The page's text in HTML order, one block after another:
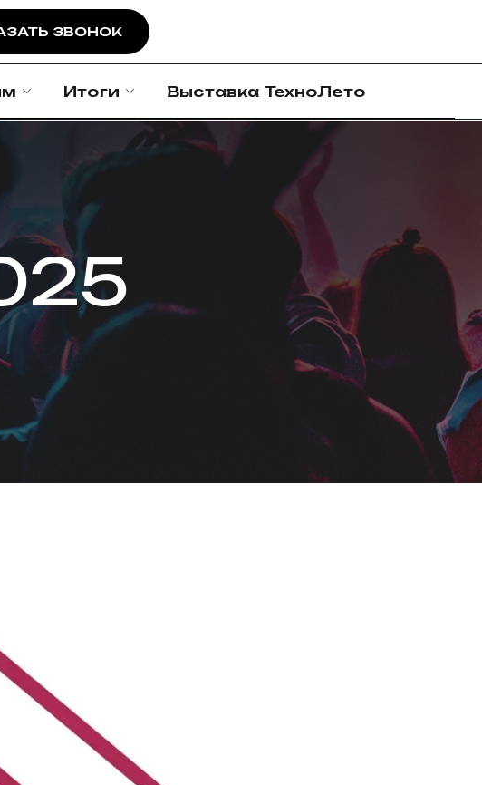
ЗВОНОК
Итоги Выставка ТехноЛето